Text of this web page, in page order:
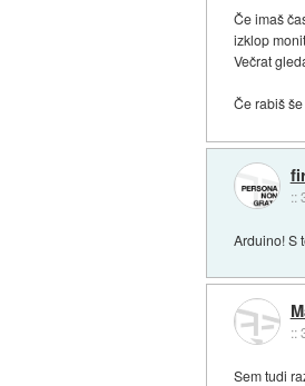
Če imaš
izklop
Večrat
Če rabiš
::
Arduino! S
::
Sem tudi